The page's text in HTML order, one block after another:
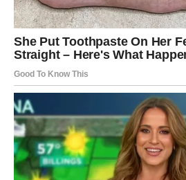
Pred vama su snažni dani.
STRIJELAC
Nova iskustva donose novu
Jedna osoba mogla bi imati
nego što trenutno mislite.